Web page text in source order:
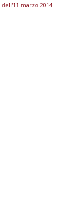
dell'11 marzo 2014